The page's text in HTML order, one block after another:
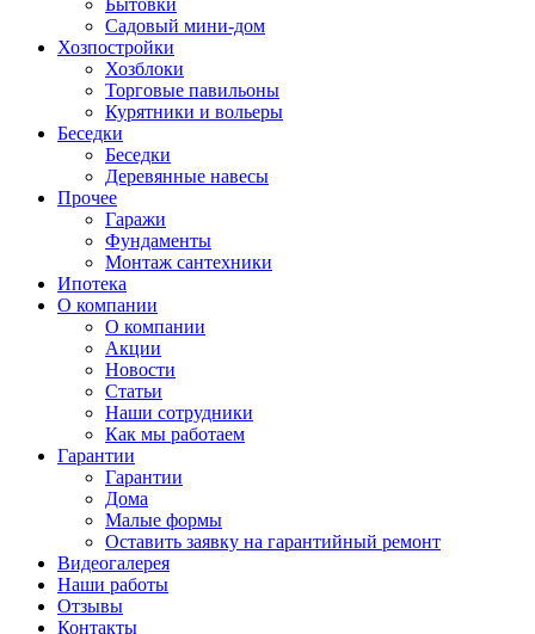
Садовый мини-дом
Хозпостройки
Хозблоки
Торговые павильоны
Курятники и вольеры
Беседки
Беседки
Деревянные навесы
Прочее
Гаражи
Фундаменты
Монтаж сантехники
Ипотека
О компании
О компании
Акции
Новости
Статьи
Наши сотрудники
Как мы работаем
Гарантии
Гарантии
Дома
Малые формы
Оставить заявку на гарантийный ремонт
Видеогалерея
Наши работы
Отзывы
Контакты